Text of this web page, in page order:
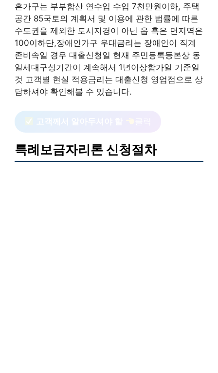
혼가구는 부부합산 연수입 수입 7천만원이하, 주택
공간 85국토의 계획서 및 이용에 관한 법률에 따른
수도권을 제외한 도시지경이 아닌 읍 혹은 면지역은
100이하단,장애인가구 우대금리는 장애인이 직계
존비속일 경우 대출신청일 현재 주민등록등본상 동
일세대구성기간이 계속해서 1년이상합가일 기준일
것 고객별 현실 적용금리는 대출신청 영업점으로 상
담하셔야 확인해볼 수 있습니다.
고객께서 알아두셔야 할
특례보금자리론 신청절차